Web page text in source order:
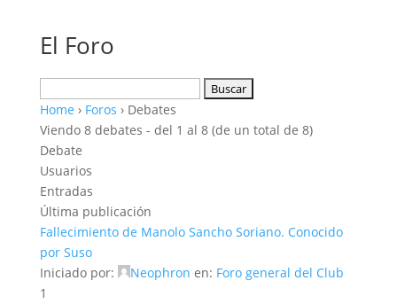
El Foro
Home › Foros › Debates
Viendo 8 debates - del 1 al 8 (de un total de 8)
Debate
Usuarios
Entradas
Última publicación
Fallecimiento de Manolo Sancho Soriano. Conocido
por Suso
Iniciado por:
Neophron en: Foro general del Club
1